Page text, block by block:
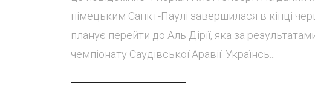
німецьким Санкт-Паулі завершилася в кінці
планує перейти до Аль Дірії, яка за
чемпіонату Саудівської Аравії. Українсь...